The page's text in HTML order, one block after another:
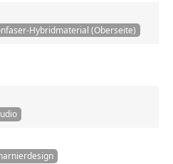
Hybridmaterial (Oberseite)